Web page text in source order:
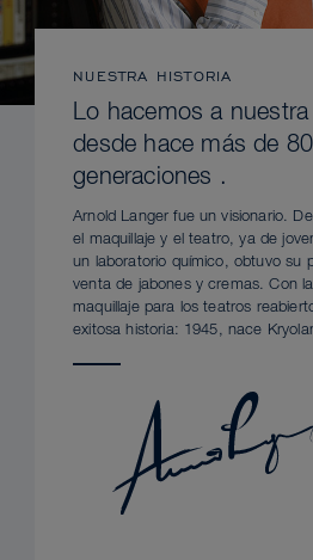
NUESTRA HISTORIA
Lo hacemos a nuestra
desde hace más de
generaciones .
Arnold Langer fue un visionario.
el maquillaje y el teatro, ya de
un laboratorio químico, obtuvo su
venta de jabones y cremas. Con
maquillaje para los teatros
exitosa historia: 1945, nace